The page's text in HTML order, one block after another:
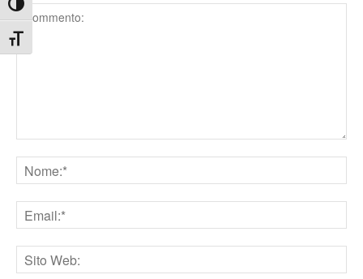
Attiva/disattiva alto contrasto
Attiva/disattiva dimensione testo
Comment
Nome
Email
Sito
web